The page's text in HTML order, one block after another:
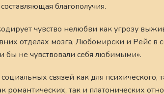
благополучия.
чувство нелюбви как угрозу
отделах мозга, Любомирски и Рейс в
бы не чувствовали себя любимыми».
связей как для психического,
романтических, так и платонических